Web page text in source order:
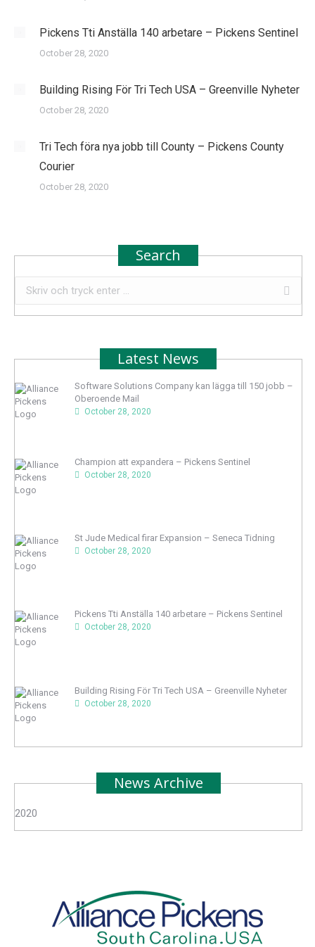
Pickens Tti Anställa 140 arbetare – Pickens Sentinel
October 28, 2020
Building Rising För Tri Tech USA – Greenville Nyheter
October 28, 2020
Tri Tech föra nya jobb till County – Pickens County
Courier
October 28, 2020
Search
Search:
Latest News
Software Solutions Company kan lägga till 150 jobb –
Oberoende Mail
October 28, 2020
Champion att expandera – Pickens Sentinel
October 28, 2020
St Jude Medical firar Expansion – Seneca Tidning
October 28, 2020
Pickens Tti Anställa 140 arbetare – Pickens Sentinel
October 28, 2020
Building Rising För Tri Tech USA – Greenville Nyheter
October 28, 2020
News Archive
2020